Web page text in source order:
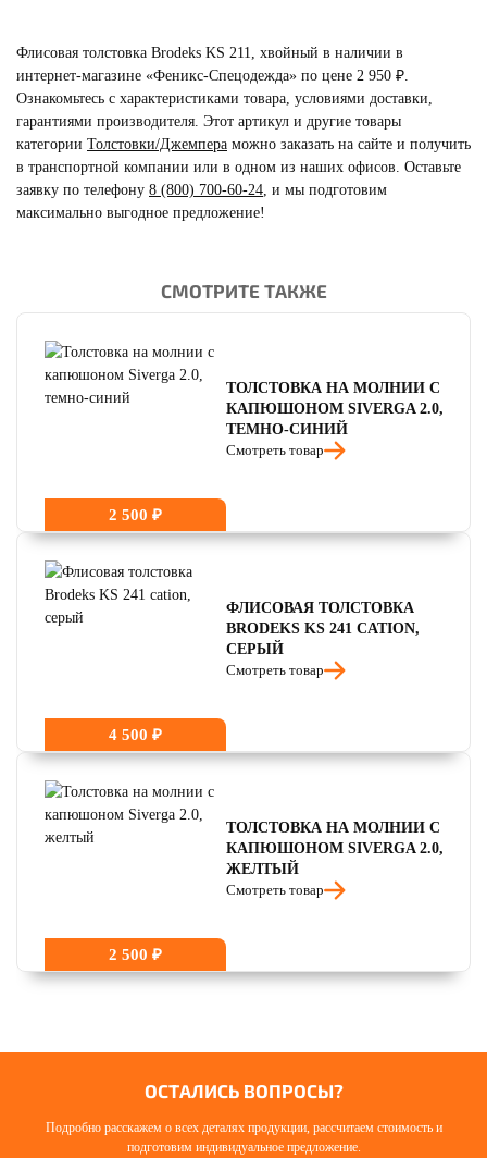
Флисовая толстовка Brodeks KS 211, хвойный в наличии в
интернет-магазине «Феникс-Спецодежда» по цене 2 950 ₽.
Ознакомьтесь с характеристиками товара, условиями доставки,
гарантиями производителя. Этот артикул и другие товары
категории Толстовки/Джемпера можно заказать на сайте и получить
в транспортной компании или в одном из наших офисов. Оставьте
заявку по телефону 8 (800) 700-60-24 и мы подготовим
максимально выгодное предложение!
4.5
СМОТРИТЕ ТАКЖЕ
2 500 ₽
ТОЛСТОВКА НА МОЛНИИ С
КАПЮШОНОМ SIVERGA 2.0,
ТЕМНО-СИНИЙ
Смотреть товар
4 500 ₽
ФЛИСОВАЯ ТОЛСТОВКА
BRODEKS KS 241 CATION,
СЕРЫЙ
Смотреть товар
2 500 ₽
ТОЛСТОВКА НА МОЛНИИ С
КАПЮШОНОМ SIVERGA 2.0,
ЖЕЛТЫЙ
Смотреть товар
ОСТАЛИСЬ ВОПРОСЫ?
Подробно расскажем о всех деталях продукции, рассчитаем стоимость и
подготовим индивидуальное предложение.